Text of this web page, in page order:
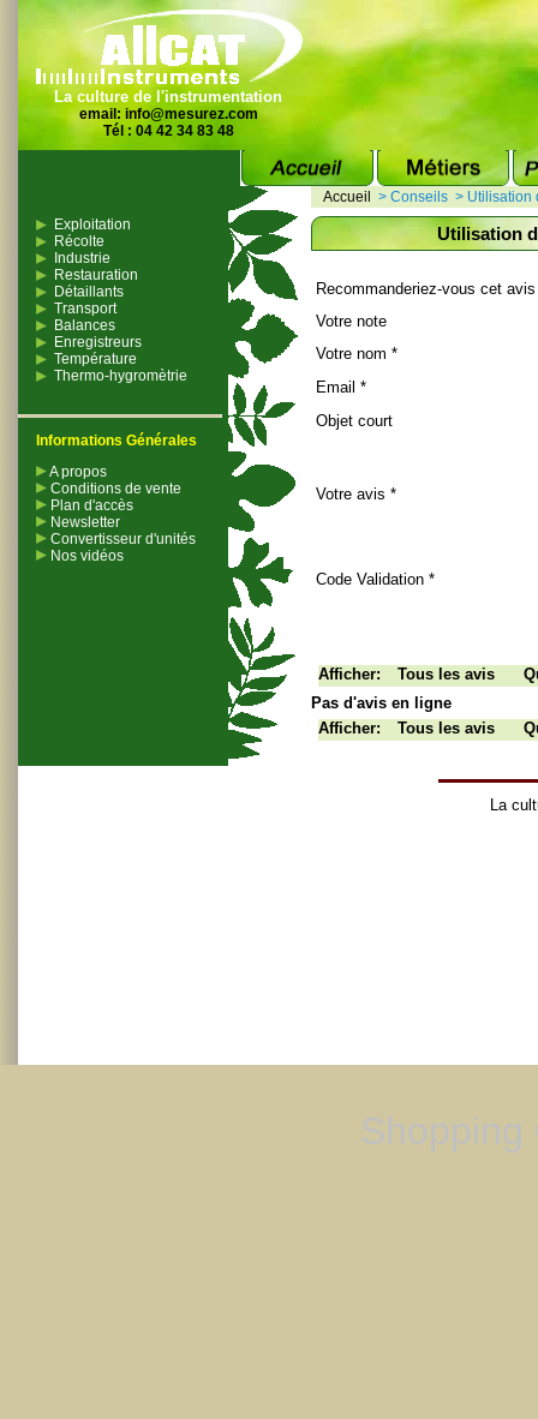
La culture de l'instrumentation
email: info@mesurez.com
Tél : 04 42 34 83 48
Exploitation
Récolte
Industrie
Restauration
Détaillants
Transport
Balances
Enregistreurs
Température
Thermo-hygromètrie
Informations Générales
A propos
Conditions de vente
Plan d'accès
Newsletter
Convertisseur d'unités
Nos vidéos
Accueil > Conseils > Utilisation
Utilisation
Recommanderiez-vous cet
Votre note
Votre nom *
Email *
Objet court
Votre avis *
Code Validation *
Afficher: Tous les avis
Pas d'avis en ligne
Afficher:
Tous les avis
La
Shopping